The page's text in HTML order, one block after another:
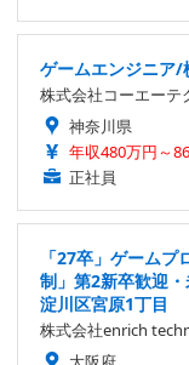
ゲームエンジニア
株式会社コーエーテ
神奈川県
年収480万円～
正社員
「27卒」ゲーム
制」第2新卒歓迎
淀川区宮原1丁目
株式会社enrich